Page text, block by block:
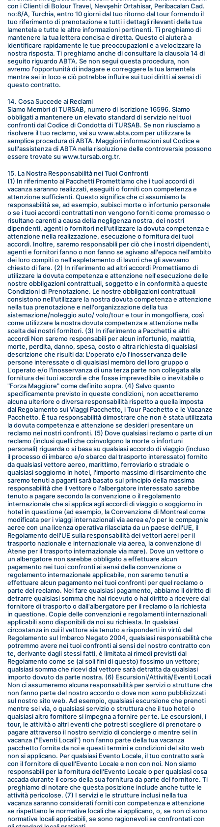
con i Clienti di Bolour Travel, Nevşehir Ortahisar, Peribacaları Cad.
no:8/A, Turchia, entro 10 giorni dal tuo ritorno dal tour fornendo il
tuo riferimento di prenotazione e tutti i dettagli rilevanti della tua
lamentela e tutte le altre informazioni pertinenti. Ti preghiamo di
mantenere la tua lettera concisa e diretta. Questo ci aiuterà a
identificare rapidamente le tue preoccupazioni e a velocizzare la
nostra risposta. Ti preghiamo anche di consultare la clausola 14 di
seguito riguardo ABTA. Se non segui questa procedura, non
avremo l'opportunità di indagare e correggere la tua lamentela
mentre sei in loco e ciò potrebbe influire sui tuoi diritti ai sensi di
questo contratto.
14. Cosa Succede ai Reclami
Siamo Membri di TURSAB, numero di iscrizione 16596. Siamo
obbligati a mantenere un elevato standard di servizio nei tuoi
confronti dal Codice di Condotta di TURSAB. Se non riusciamo a
risolvere il tuo reclamo, vai su www.abta.com per utilizzare la
semplice procedura di ABTA. Maggiori informazioni sul Codice e
sull'assistenza di ABTA nella risoluzione delle controversie possono
essere trovate su www.tursab.org.tr.
15. La Nostra Responsabilità nei Tuoi Confronti
(1) In riferimento ai Pacchetti Promettiamo che i tuoi accordi di
vacanza saranno realizzati, eseguiti o forniti con competenza e
attenzione sufficienti. Questo significa che ci assumiamo la
responsabilità se, ad esempio, subisci morte o infortunio personale
o se i tuoi accordi contrattati non vengono forniti come promesso o
risultano carenti a causa della negligenza nostra, dei nostri
dipendenti, agenti o fornitori nell'utilizzare la dovuta competenza e
attenzione nella realizzazione, esecuzione o fornitura dei tuoi
accordi. Inoltre, saremo responsabili per ciò che i nostri dipendenti,
agenti e fornitori fanno o non fanno se agivano all'epoca nell'ambito
dei loro compiti o nell'espletamento di lavori che gli avevamo
chiesto di fare. (2) In riferimento ad altri accordi Promettiamo di
utilizzare la dovuta competenza e attenzione nell'esecuzione delle
nostre obbligazioni contrattuali, soggetto e in conformità a queste
Condizioni di Prenotazione. Le nostre obbligazioni contrattuali
consistono nell'utilizzare la nostra dovuta competenza e attenzione
nella tua prenotazione e nell'organizzazione della tua
sistemazione/noleggio auto/ volo/tour e tour in mongolfiera, così
come utilizzare la nostra dovuta competenza e attenzione nella
scelta dei nostri fornitori. (3) In riferimento a Pacchetti e altri
accordi Non saremo responsabili per alcun infortunio, malattia,
morte, perdita, danno, spesa, costo o altra richiesta di qualsiasi
descrizione che risulti da: L'operato e/o l'inosservanza delle
persone interessate o di qualsiasi membro del loro gruppo o
L'operato e/o l'inosservanza di una terza parte non collegata alla
fornitura dei tuoi accordi e che fosse imprevedibile o inevitabile o
"Forza Maggiore" come definito sopra. (4) Salvo quanto
specificamente previsto in queste condizioni, non accetteremo
alcuna ulteriore o diversa responsabilità rispetto a quella imposta
dal Regolamento sui Viaggi Pacchetto, i Tour Pacchetto e le Vacanze
Pacchetto. È tua responsabilità dimostrare che non è stata utilizzata
la dovuta competenza e attenzione se desideri presentare un
reclamo nei nostri confronti. (5) Dove qualsiasi reclamo o parte di un
reclamo (inclusi quelli che coinvolgono la morte o infortuni
personali) riguarda o si basa su qualsiasi accordo di viaggio (incluso
il processo di imbarco e/o sbarco dal trasporto interessato) fornito
da qualsiasi vettore aereo, marittimo, ferroviario o stradale o
qualsiasi soggiorno in hotel, l'importo massimo di risarcimento che
saremo tenuti a pagarti sarà basato sul principio della massima
responsabilità che il vettore o l'albergatore interessato sarebbe
tenuto a pagare secondo la convenzione o il regolamento
internazionale che si applica agli accordi di viaggio o soggiorno in
hotel in questione (ad esempio, la Convenzione di Montreal come
modificata per i viaggi internazionali via aerea e/o per le compagnie
aeree con una licenza operativa rilasciata da un paese dell'UE, il
Regolamento dell'UE sulla responsabilità dei vettori aerei per il
trasporto nazionale e internazionale via aerea, la convenzione di
Atene per il trasporto internazionale via mare). Dove un vettore o
un albergatore non sarebbe obbligato a effettuare alcun
pagamento nei tuoi confronti ai sensi della convenzione o
regolamento internazionale applicabile, non saremo tenuti a
effettuare alcun pagamento nei tuoi confronti per quel reclamo o
parte del reclamo. Nel fare qualsiasi pagamento, abbiamo il diritto di
detrarre qualsiasi somma che hai ricevuto o hai diritto a ricevere dal
fornitore di trasporto o dall'albergatore per il reclamo o la richiesta
in questione. Copie delle convenzioni e regolamenti internazionali
applicabili sono disponibili da noi su richiesta. In qualsiasi
circostanza in cui il vettore sia tenuto a risponderti in virtù del
Regolamento sul Imbarco Negato 2004, qualsiasi responsabilità che
potremmo avere nei tuoi confronti ai sensi del nostro contratto con
te, derivante dagli stessi fatti, è limitata ai rimedi previsti dal
Regolamento come se (ai soli fini di questo) fossimo un vettore;
qualsiasi somma che ricevi dal vettore sarà detratta da qualsiasi
importo dovuto da parte nostra. (6) Escursioni/Attività/Eventi Locali
Non ci assumeremo alcuna responsabilità per servizi o strutture che
non fanno parte del nostro accordo o dove non sono pubblicizzati
sul nostro sito web. Ad esempio, qualsiasi escursione che prenoti
mentre sei via, o qualsiasi servizio o struttura che il tuo hotel o
qualsiasi altro fornitore si impegna a fornire per te. Le escursioni, i
tour, le attività o altri eventi che potresti scegliere di prenotare o
pagare attraverso il nostro servizio di concierge o mentre sei in
vacanza ("Eventi Locali") non fanno parte della tua vacanza
pacchetto fornita da noi e questi termini e condizioni del sito web
non si applicano. Per qualsiasi Evento Locale, il tuo contratto sarà
con il fornitore di quell'Evento Locale e non con noi. Non siamo
responsabili per la fornitura dell'Evento Locale o per qualsiasi cosa
accada durante il corso della sua fornitura da parte del fornitore. Ti
preghiamo di notare che questa posizione include anche tutte le
attività pericolose. (7) I servizi e le strutture inclusi nella tua
vacanza saranno considerati forniti con competenza e attenzione
se rispettano le normative locali che si applicano, o, se non ci sono
normative locali applicabili, se sono ragionevoli se confrontati con